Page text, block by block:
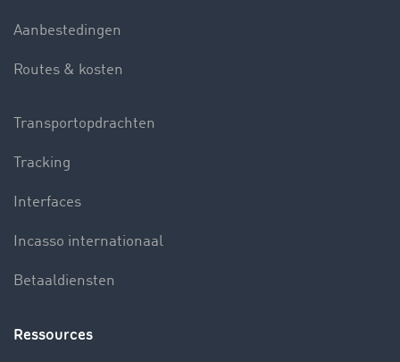
Aanbestedingen
Routes & kosten
Transportopdrachten
Tracking
Interfaces
Incasso internationaal
Betaaldiensten
Ressources